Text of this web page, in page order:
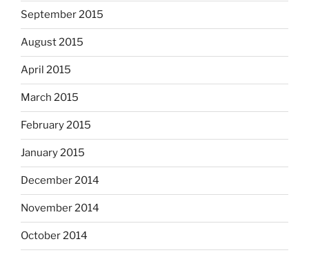
September 2015
August 2015
April 2015
March 2015
February 2015
January 2015
December 2014
November 2014
October 2014